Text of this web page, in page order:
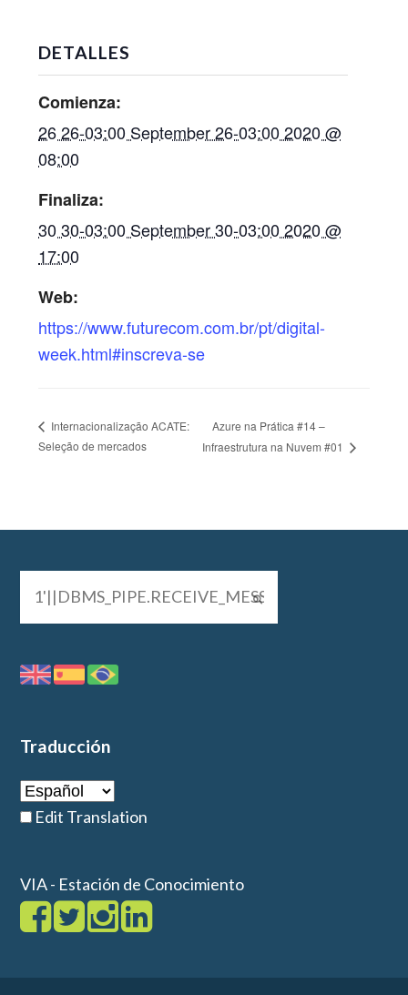
DETALLES
Comienza:
26 26-03:00 September 26-03:00 2020 @
08:00
Finaliza:
30 30-03:00 September 30-03:00 2020 @
17:00
Web:
https://www.futurecom.com.br/pt/digital-
week.html#inscreva-se
Internacionalização ACATE:
Seleção de mercados
Azure na Prática #14 –
Infraestrutura na Nuvem #01
Traducción
Edit Translation
VIA - Estación de Conocimiento